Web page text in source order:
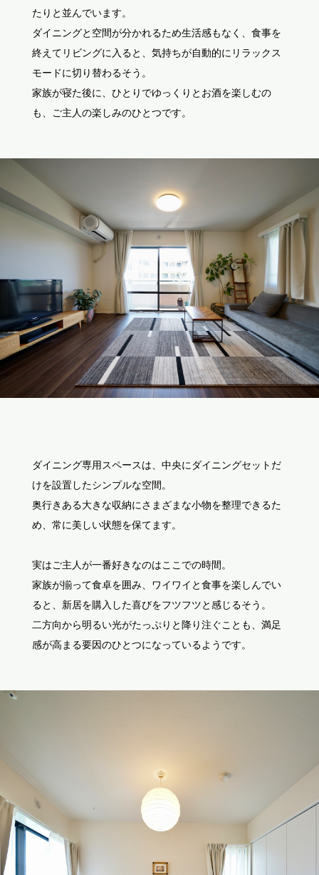
たりと並んでいます。
ダイニングと空間が分かれるため生活感もなく、食事を
終えてリビングに入ると、気持ちが自動的にリラックス
モードに切り替わるそう。
家族が寝た後に、ひとりでゆっくりとお酒を楽しむの
も、ご主人の楽しみのひとつです。
ダイニング専用スペースは、中央にダイニングセットだ
けを設置したシンプルな空間。
奥行きある大きな収納にさまざまな小物を整理できるた
め、常に美しい状態を保てます。
実はご主人が一番好きなのはここでの時間。
家族が揃って食卓を囲み、ワイワイと食事を楽しんでい
ると、新居を購入した喜びをフツフツと感じるそう。
二方向から明るい光がたっぷりと降り注ぐことも、満足
感が高まる要因のひとつになっているようです。